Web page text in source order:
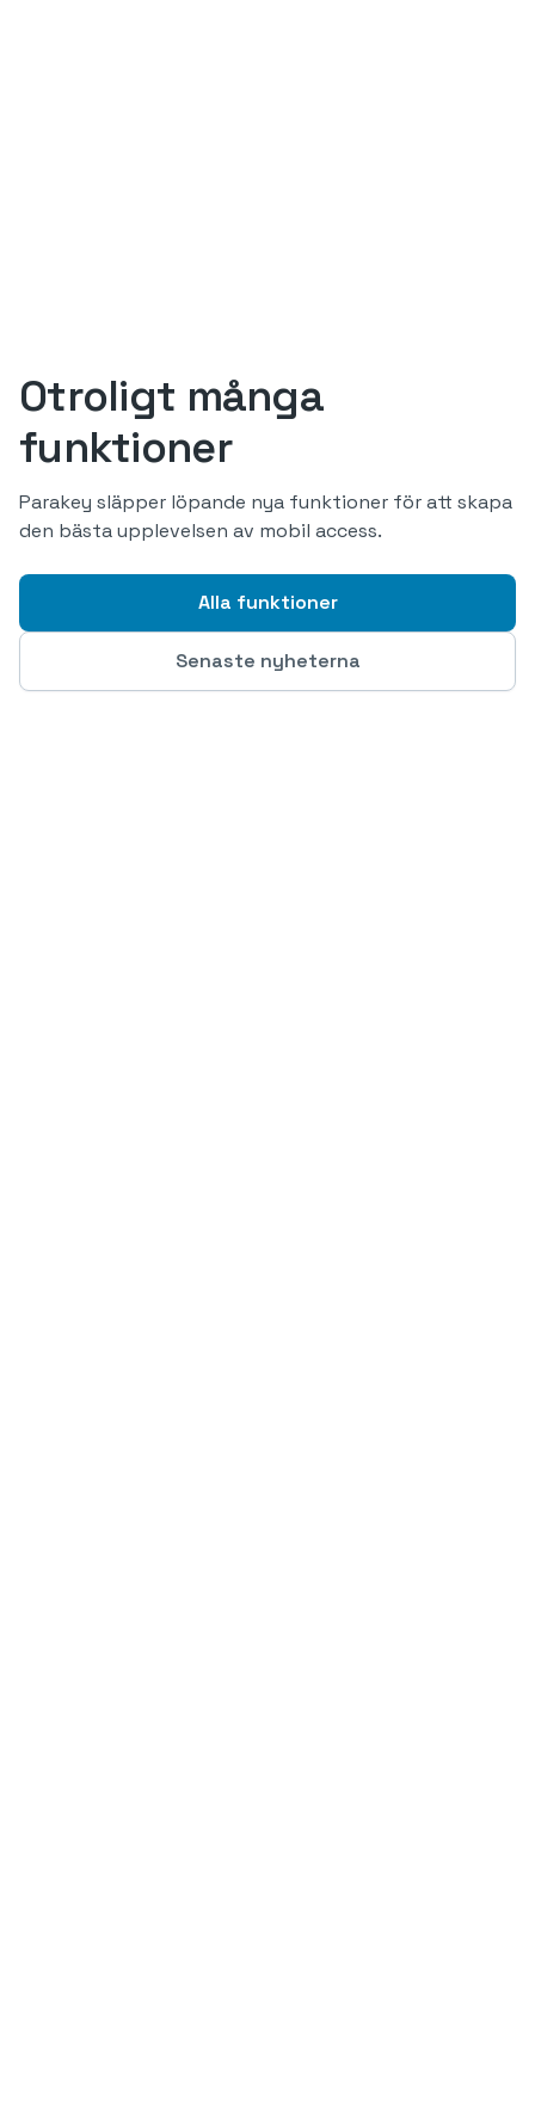
Otroligt många
funktioner
Parakey släpper löpande nya funktioner för att skapa
den bästa upplevelsen av mobil access.
Alla funktioner
Senaste nyheterna